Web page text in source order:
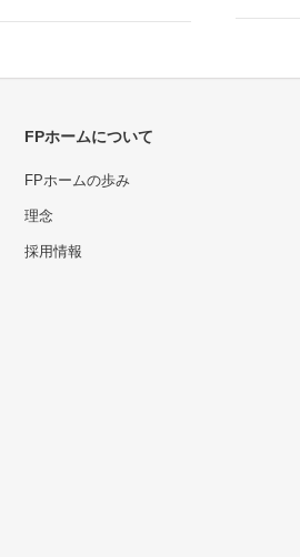
FPホームについて
FPホームの歩み
理念
採用情報